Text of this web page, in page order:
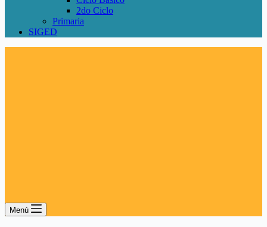
2do Ciclo
Primaria
SIGED
Menú